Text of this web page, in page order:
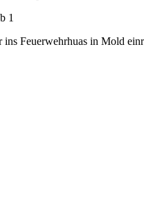
Feuerwehrhuas in Mold